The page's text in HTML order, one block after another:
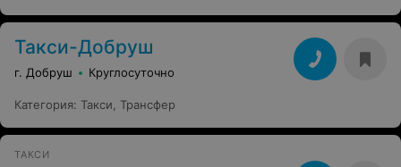
Такси-Добруш
г. Добруш Круглосуточно
Категория: Такси Трансфер
ТАКСИ